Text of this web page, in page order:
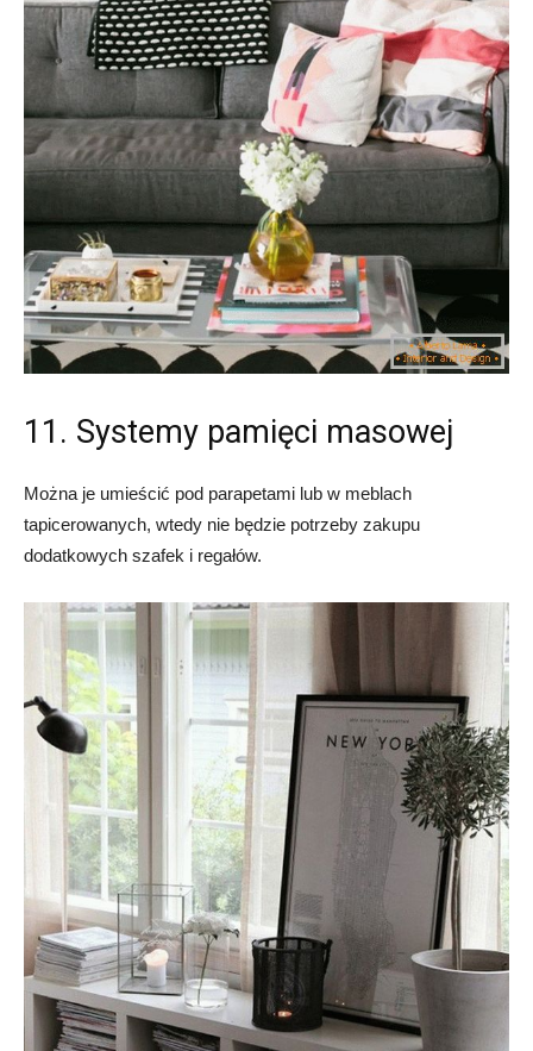
11. Systemy pamięci masowej
Można je umieścić pod parapetami lub w meblach
tapicerowanych, wtedy nie będzie potrzeby zakupu
dodatkowych szafek i regałów.